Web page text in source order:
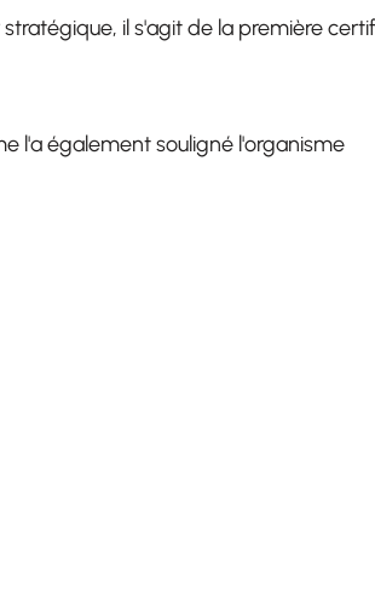
il s'agit de la première
l'a également souligné l'organisme